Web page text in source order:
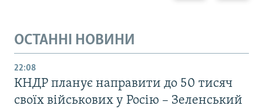
ОСТАННІ НОВИНИ
22:08
КНДР планує направити до 50 тисяч
своїх військових у Росію – Зеленський